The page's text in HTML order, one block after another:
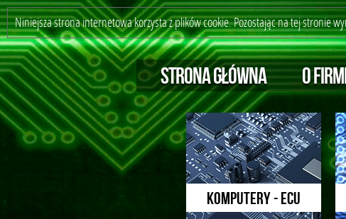
Niniejsza strona internetowa korzysta z plików cookie. Pozostając na tej stronie
STRONA GŁÓWNA O
KOMPUTERY - ECU